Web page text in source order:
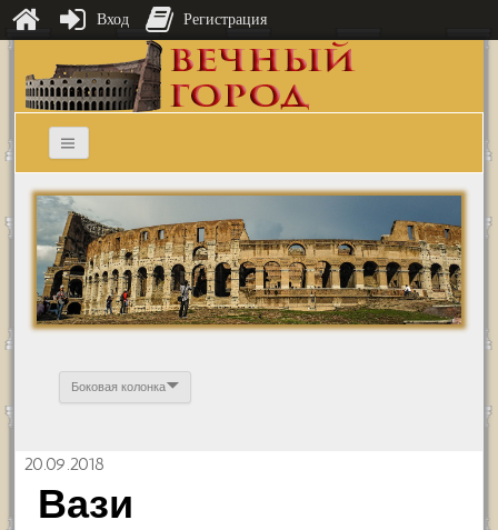
Боковая колонка
20.09.2018
Вази
Вход Регистрация